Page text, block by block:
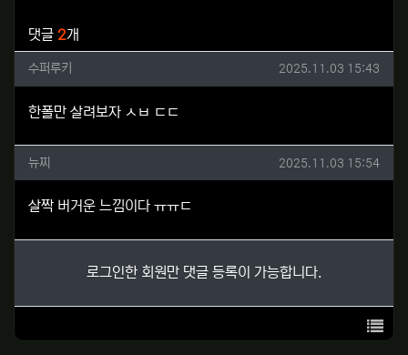
댓글 2개
수퍼루키님의 댓글
수퍼루키 작성일
2025.11.03 15:43
한폴만 살려보자 ㅅㅂ ㄷㄷ
뉴찌님의 댓글
뉴찌 작성일
2025.11.03 15:54
살짝 버거운 느낌이다 ㅠㅠㄷ
로그인한 회원만 댓글 등록이 가능합니다.
목록